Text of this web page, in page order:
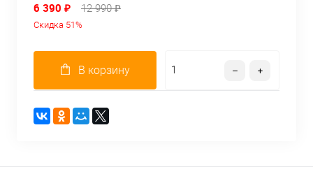
6 390 ₽ 12 990 ₽
Скидка 51%
В корзину